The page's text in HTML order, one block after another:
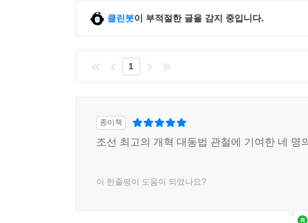
밑바탕이 되었다. 머리가 아닌 몸과 생활에 배어
관련해서는 사대부와 논의할 수 없고 저잣거리
정치가는 당위적 요구에 민감한 실천적 지식인
집중하는 관리와도 다르며, 현실이 내포하는 복
클린봇이 부적절한 글을 감지 중입니다.
1
종이책
조선 최고의 개혁 대동법 관철에 기여한 네 명
이 한줄평이 도움이 되었나요?